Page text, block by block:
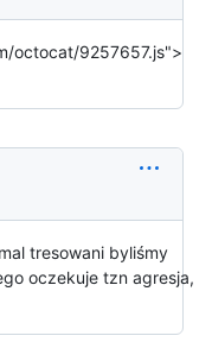
octocat/9257657.js">
tresowani byliśmy
oczekuje tzn agresja,